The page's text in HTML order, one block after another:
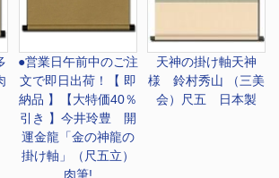
●営業日午前中のご注
文で即日出荷！
【 即
納品 】【大特価40％
引き 】今井玲豊 開
運金龍「金の神龍の
掛け軸」（尺五立）
肉筆!
天神の掛け軸天神
様 鈴村秀山 （三美
会）尺五 日本製